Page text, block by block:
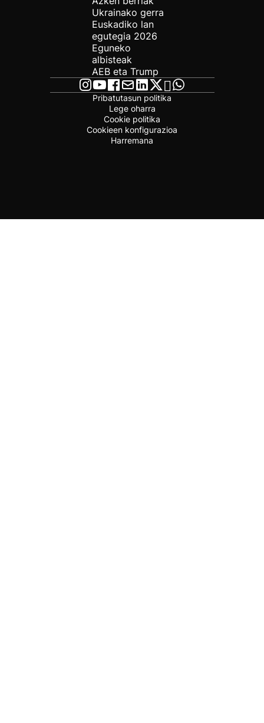
Ukrainako gerra
Euskadiko lan
egutegia 2026
Eguneko
albisteak
AEB eta Trump
Pribatutasun politika
Lege oharra
Cookie politika
Cookieen konfigurazioa
Harremana